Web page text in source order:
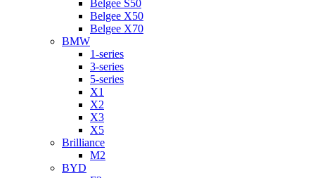
Belgee S50
Belgee X50
Belgee X70
BMW
1-series
3-series
5-series
X1
X2
X3
X5
Brilliance
M2
BYD